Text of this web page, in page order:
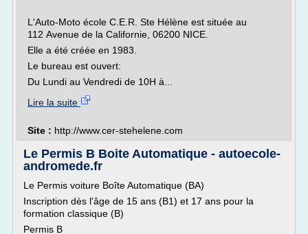
L'Auto-Moto école C.E.R. Ste Hélène est située au
112 Avenue de la Californie, 06200 NICE.
Elle a été créée en 1983.
Le bureau est ouvert:
Du Lundi au Vendredi de 10H à...
Lire la suite
Site : http://www.cer-stehelene.com
Le Permis B Boite Automatique - autoecole-
andromede.fr
Le Permis voiture Boîte Automatique (BA)
Inscription dès l'âge de 15 ans (B1) et 17 ans pour la
formation classique (B)
Permis B